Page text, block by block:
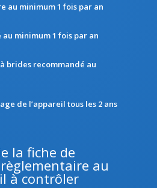
au minimum 1 fois par an
minimum 1 fois par an
brides recommandé au
de l’appareil tous les 2 ans
la fiche de
au
à contrôler